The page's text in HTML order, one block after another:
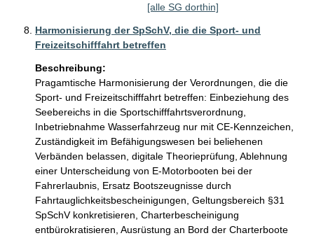
[alle SG dorthin]
Harmonisierung der SpSchV, die die Sport- und
Freizeitschifffahrt betreffen
Beschreibung:
Pragamtische Harmonisierung der Verordnungen, die die
Sport- und Freizeitschifffahrt betreffen: Einbeziehung des
Seebereichs in die Sportschifffahrtsverordnung,
Inbetriebnahme Wasserfahrzeug nur mit CE-Kennzeichen,
Zuständigkeit im Befähigungswesen bei beliehenen
Verbänden belassen, digitale Theorieprüfung, Ablehnung
einer Unterscheidung von E-Motorbooten bei der
Fahrerlaubnis, Ersatz Bootszeugnisse durch
Fahrtauglichkeitsbescheinigungen, Geltungsbereich §31
SpSchV konkretisieren, Charterbescheinigung
entbürokratisieren, Ausrüstung an Bord der Charterboote